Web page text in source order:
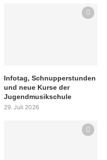
Infotag, Schnupperstunden
und neue Kurse der
Jugendmusikschule
29. Juli 2026